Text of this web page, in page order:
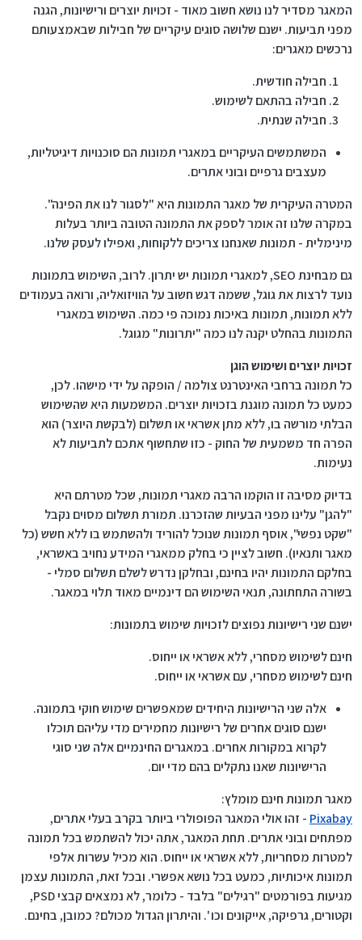
המאגר מסדיר לנו נושא חשוב מאוד - זכויות יוצרים ורישיונות, הגנה
מפני תביעות. ישנם שלושה סוגים עיקריים של חבילות שבאמצעותם
נרכשים מאגרים:
חבילה חודשית.
חבילה בהתאם לשימוש.
חבילה שנתית.
המשתמשים העיקריים במאגרי תמונות הם סוכנויות דיגיטליות,
מעצבים גרפיים ובוני אתרים.
המטרה העיקרית של מאגר התמונות היא "לסגור לנו את הפינה".
במקרה שלנו זה אומר לספק את התמונה הטובה ביותר בעלות
מינימלית - תמונות שאנחנו צריכים ללקוחות, ואפילו לעסק שלנו.
גם מבחינת SEO, למאגרי תמונות יש יתרון. לרוב, השימוש בתמונות
נועד לרצות את גוגל, ששמה דגש חשוב על הוויזואליה, ורואה בעמודים
ללא תמונות, תמונות באיכות נמוכה פי כמה. השימוש במאגרי
התמונות בהחלט יקנה לנו כמה "יתרונות" מגוגל.
זכויות יוצרים ושימוש הוגן
כל תמונה ברחבי האינטרנט צולמה / הופקה על ידי מישהו. לכן,
כמעט כל תמונה מוגנת בזכויות יוצרים. המשמעות היא שהשימוש
הבלתי מורשה בו, ללא מתן אשראי או תשלום (לבקשת היוצר) הוא
הפרה חד משמעית של החוק - כזו שתחשוף אתכם לתביעות לא
נעימות.
בדיוק מסיבה זו הוקמו הרבה מאגרי תמונות, שכל מטרתם היא
"להגן" עלינו מפני הבעיות שהזכרנו. תמורת תשלום מסוים נקבל
"שקט נפשי", אוסף תמונות שנוכל להוריד ולהשתמש בו ללא חשש (כל
מאגר ותנאיו). חשוב לציין כי בחלק ממאגרי המידע נחויב באשראי,
בחלקם התמונות יהיו בחינם, ובחלקן נדרש לשלם תשלום סמלי -
בשורה התחתונה, תנאי השימוש הם דינמיים מאוד תלוי במאגר.
ישנם שני רישיונות נפוצים לזכויות שימוש בתמונות:
חינם לשימוש מסחרי, ללא אשראי או ייחוס.
חינם לשימוש מסחרי, עם אשראי או ייחוס.
אלה שני הרישיונות היחידים שמאפשרים שימוש חוקי בתמונה.
ישנם סוגים אחרים של רישיונות מחמירים מדי עליהם תוכלו
לקרוא במקורות אחרים. במאגרים החינמיים אלה שני סוגי
הרישיונות שאנו נתקלים בהם מדי יום.
מאגר תמונות חינם מומלץ:
Pixabay - זהו אולי המאגר הפופולרי ביותר בקרב בעלי אתרים,
מפתחים ובוני אתרים. תחת המאגר, אתה יכול להשתמש בכל תמונה
למטרות מסחריות, ללא אשראי או ייחוס. הוא מכיל עשרות אלפי
תמונות איכותיות, כמעט בכל נושא אפשרי. ובכל זאת, התמונות עצמן
מגיעות בפורמטים "רגילים" בלבד - כלומר, לא נמצאים קבצי PSD,
וקטורים, גרפיקה, אייקונים וכו '. והיתרון הגדול מכולם? כמובן, בחינם.